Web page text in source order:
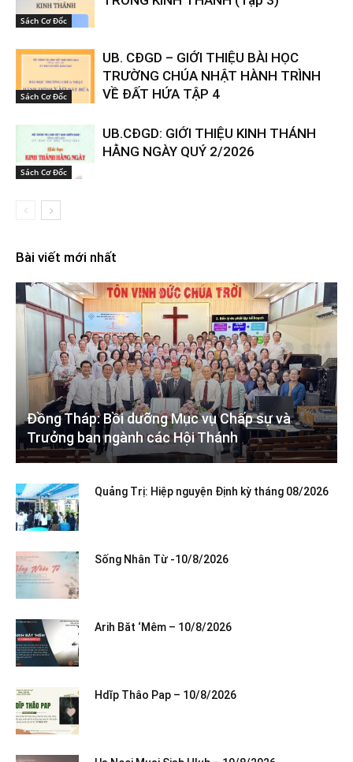
Sách Cơ Đốc
Sách Cơ Đốc
UB. CĐGD – GIỚI THIỆU BÀI HỌC
TRƯỜNG CHÚA NHẬT HÀNH TRÌNH
VỀ ĐẤT HỨA TẬP 4
Sách Cơ Đốc
UB.CĐGD: GIỚI THIỆU KINH THÁNH
HẰNG NGÀY QUÝ 2/2026
Bài viết mới nhất
Đồng Tháp: Bồi dưỡng Mục vụ Chấp sự và
Trưởng ban ngành các Hội Thánh
Quảng Trị: Hiệp nguyện Định kỳ tháng 08/2026
Sống Nhân Từ -10/8/2026
Arih Băt ‘Mêm – 10/8/2026
Hdĭp Thâo Pap – 10/8/2026